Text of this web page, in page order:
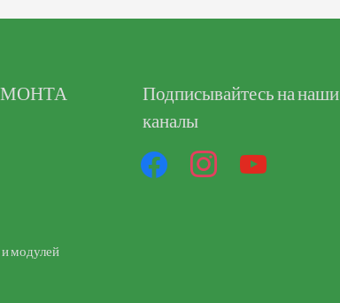
модулей
Подписывайтесь на наши
каналы
facebook instagram youtube